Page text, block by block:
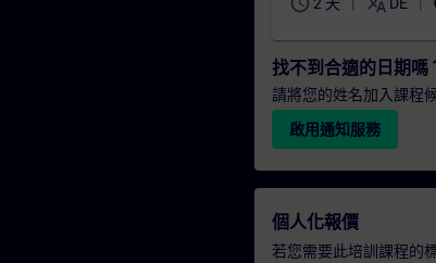
找不到合適的日期嗎
請將您的姓名加入課程
啟用通知服務
個人化報價
若您需要此培訓課程的